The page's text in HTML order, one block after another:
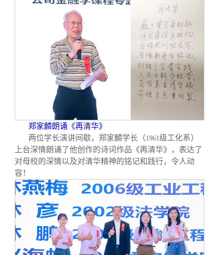
郑家麟朗诵《再清华》
两位学长演讲间歇，郑家麟学长（1961 级工化系）
上台深情朗诵了他创作的诗词作品《再清华》，表达了
对母校的深情以及对清华精神的铭记和践行，令人动
容！